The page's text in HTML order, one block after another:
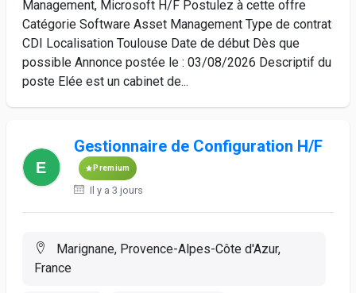
Management, Microsoft H/F Postulez à cette offre
Catégorie Software Asset Management Type de contrat
CDI Localisation Toulouse Date de début Dès que
possible Annonce postée le : 03/08/2026 Descriptif du
poste Elée est un cabinet de...
Gestionnaire de Configuration H/F
Premium
Il y a 3 jours
Marignane, Provence-Alpes-Côte d'Azur,
France